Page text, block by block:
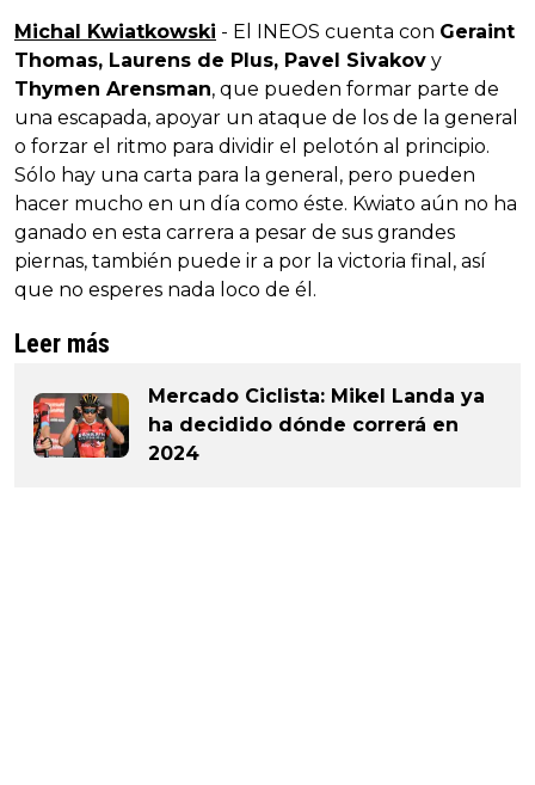
Michal Kwiatkowski - El INEOS cuenta con Geraint
Thomas, Laurens de Plus, Pavel Sivakov y
Thymen Arensman, que pueden formar parte de
una escapada, apoyar un ataque de los de la general
o forzar el ritmo para dividir el pelotón al principio.
Sólo hay una carta para la general, pero pueden
hacer mucho en un día como éste. Kwiato aún no ha
ganado en esta carrera a pesar de sus grandes
piernas, también puede ir a por la victoria final, así
que no esperes nada loco de él.
Leer más
Mercado Ciclista: Mikel Landa ya
ha decidido dónde correrá en
2024